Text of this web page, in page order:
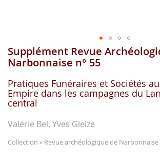
Aller
au
de
la
gallerie
Supplément Revue
Narbonnaise n° 55
Pratiques Funéraires et Sociétés
Empire dans les campagnes du
central
Valérie Bel. Yves Gleize
Collection « Revue archéologique de Narbonnaise